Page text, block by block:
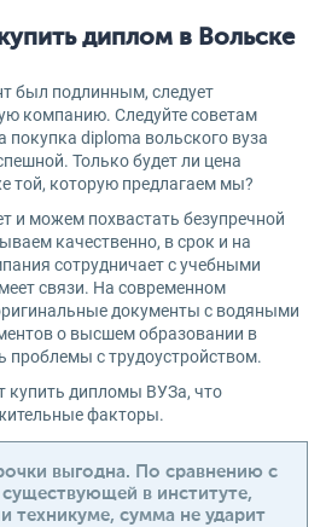
диплом в Вольске
был подлинным, следует
компанию. Следуйте советам
покупка diploma вольского вуза
Только будет ли цена
той, которую предлагаем мы?
и можем похвастать безупречной
качественно, в срок и на
сотрудничает с учебными
связи. На современном
документы с водяными
о высшем образовании в
проблемы с трудоустройством.
дипломы ВУЗа, что
факторы.
выгодна. По сравнению с
в институте,
техникуме, сумма не ударит